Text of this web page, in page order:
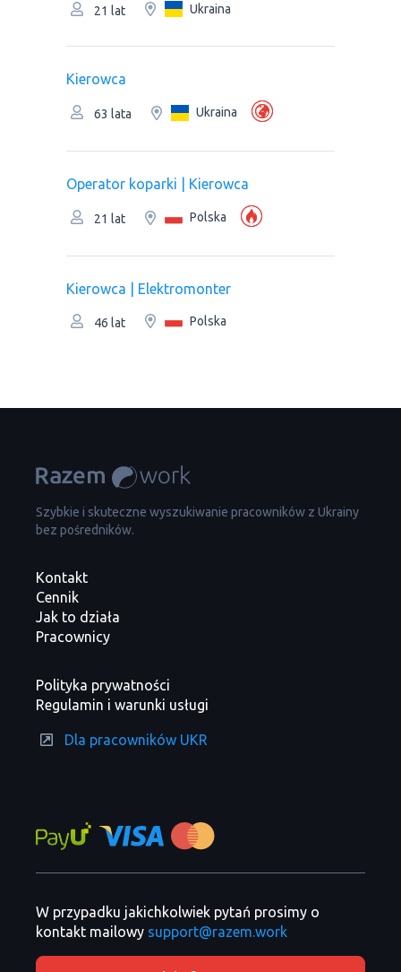
21 lat Ukraina
Kierowca
63 lata Ukraina
Operator koparki | Kierowca
21 lat Polska
Kierowca | Elektromonter
46 lat Polska
Szybkie i skuteczne wyszukiwanie pracowników z Ukrainy
bez pośredników.
Kontakt
Cennik
Jak to działa
Pracownicy
Polityka prywatności
Regulamin i warunki usługi
Dla pracowników UKR
W przypadku jakichkolwiek pytań prosimy o
kontakt mailowy support@razem.work